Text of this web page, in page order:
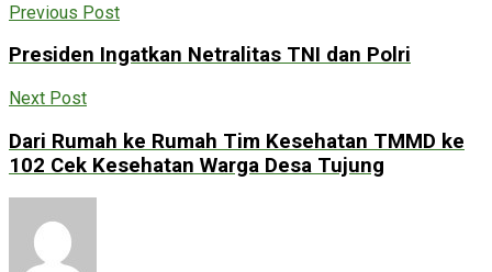
Previous Post
Presiden Ingatkan Netralitas TNI dan Polri
Next Post
Dari Rumah ke Rumah Tim Kesehatan TMMD ke
102 Cek Kesehatan Warga Desa Tujung